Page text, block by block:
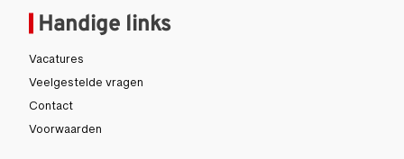
Handige links
Vacatures
Veelgestelde vragen
Contact
Voorwaarden